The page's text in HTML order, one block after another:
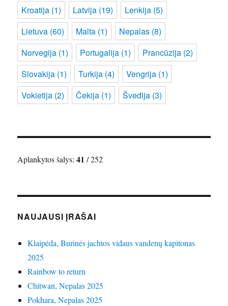
Kroatija (1) Latvija (19) Lenkija (5)
Lietuva (60) Malta (1) Nepalas (8)
Norvegija (1) Portugalija (1) Prancūzija (2)
Slovakija (1) Turkija (4) Vengrija (1)
Vokietija (2) Čekija (1) Švedija (3)
Aplankytos šalys:41 / 252
NAUJAUSI ĮRAŠAI
Klaipėda, Burinės jachtos vidaus vandenų kapitonas
2025
Rainbow to return
Chitwan, Nepalas 2025
Pokhara, Nepalas 2025